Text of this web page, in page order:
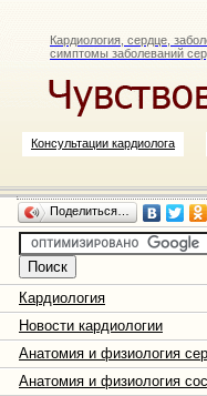
Кардиология, сердце,
симптомы заболеваний
Консультации кардиолога
Поделиться…
Кардиология
Новости кардиологии
Анатомия и физиология
Анатомия и физиология